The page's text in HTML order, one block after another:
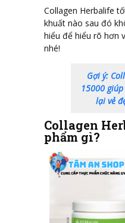
Collagen Herbalife
khuất nào sau đó
hiểu để hiểu rõ hơn
nhé!
Gợi ý:
15000
lại vẻ
Collagen
phẩm gì?